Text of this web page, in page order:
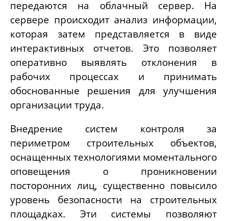
передаются на облачный сервер. На
сервере происходит анализ информации,
которая затем представляется в виде
интерактивных отчетов. Это позволяет
оперативно выявлять отклонения в
рабочих процессах и принимать
обоснованные решения для улучшения
организации труда.
Внедрение систем контроля за
периметром строительных объектов,
оснащенных технологиями моментального
оповещения о проникновении
посторонних лиц, существенно повысило
уровень безопасности на строительных
площадках. Эти системы позволяют